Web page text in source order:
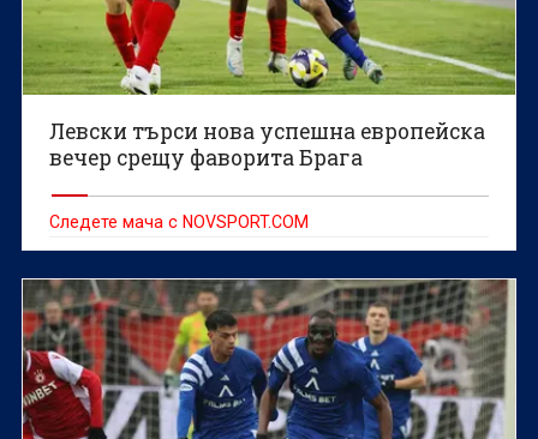
Левски търси нова успешна европейска
вечер срещу фаворита Брага
Следете мача с NOVSPORT.COM